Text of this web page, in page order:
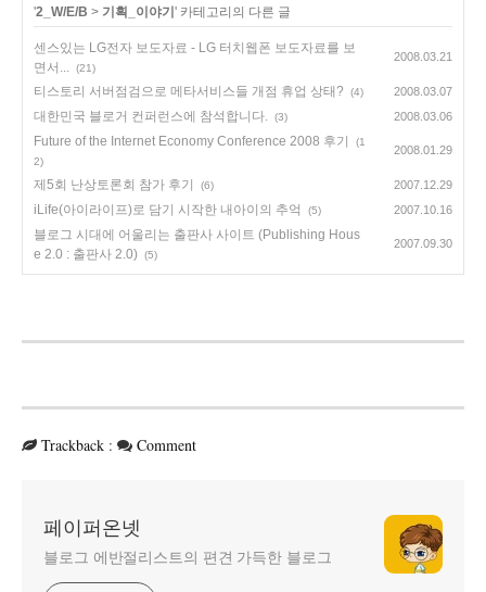
'2_W/E/B > 기획_이야기 ' 카테고리의 다른 글
센스있는 LG전자 보도자료 - LG 터치웹폰 보도자료를 보
면서... (21)
2008.03.21
티스토리 서버점검으로 메타서비스들 개점 휴업 상태? (4) 2008.03.07
대한민국 블로거 컨퍼런스에 참석합니다. (3) 2008.03.06
Future of the Internet Economy Conference 2008 후기
(1
2)
2008.01.29
제5회 난상토론회 참가 후기 (6) 2007.12.29
iLife(아이라이프)로 담기 시작한 내아이의 추억 (5) 2007.10.16
블로그 시대에 어울리는 출판사 사이트 (Publishing Hous
e 2.0 : 출판사 2.0) (5)
2007.09.30
Trackback : Comment
페이퍼온넷
블로그 에반절리스트의 편견 가득한 블로그